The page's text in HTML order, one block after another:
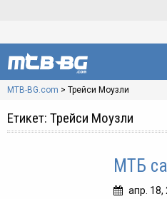
MTB-BG.com > Трейси Моузли
Етикет: Трейси Моузли
МТБ
апр. 18,